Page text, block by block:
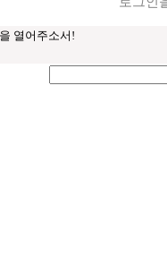
열어주소서!